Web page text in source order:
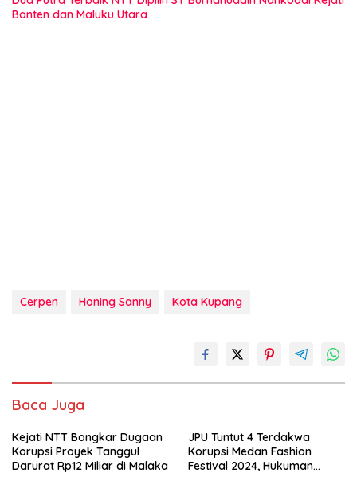
Banten dan Maluku Utara
Cerpen Honing Sanny Kota Kupang
Baca Juga
Kejati NTT Bongkar Dugaan
Korupsi Proyek Tanggul
Darurat Rp12 Miliar di Malaka
JPU Tuntut 4 Terdakwa
Korupsi Medan Fashion
Festival 2024, Hukuman